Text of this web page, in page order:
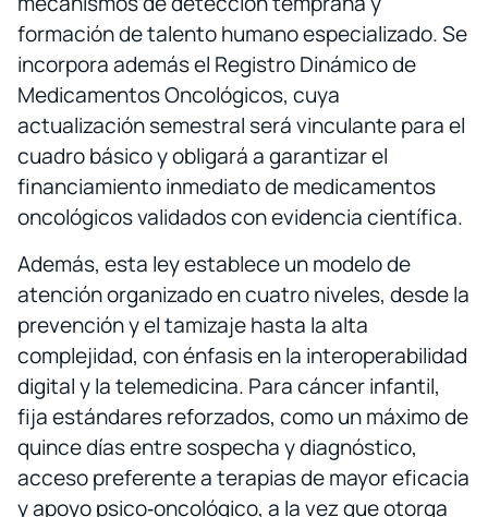
formación de talento humano especializado. Se
incorpora además el Registro Dinámico de
Medicamentos Oncológicos, cuya
actualización semestral será vinculante para el
cuadro básico y obligará a garantizar el
financiamiento inmediato de medicamentos
oncológicos validados con evidencia científica.
Además, esta ley establece un modelo de
atención organizado en cuatro niveles, desde la
prevención y el tamizaje hasta la alta
complejidad, con énfasis en la interoperabilidad
digital y la telemedicina. Para cáncer infantil,
fija estándares reforzados, como un máximo de
quince días entre sospecha y diagnóstico,
acceso preferente a terapias de mayor eficacia
y apoyo psico‑oncológico, a la vez que otorga